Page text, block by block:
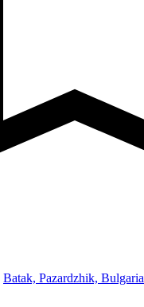
Batak, Pazardzhik, Bulgaria